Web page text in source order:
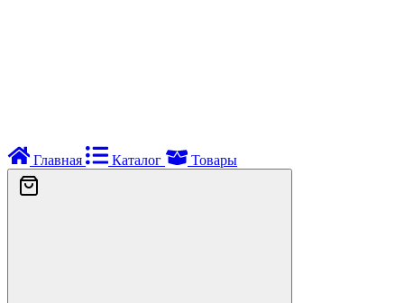
Главная Каталог Товары